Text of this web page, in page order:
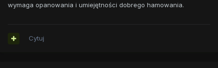
wymaga opanowania i umiejętności dobrego hamowania.
Cytuj